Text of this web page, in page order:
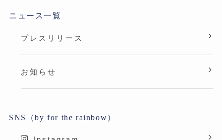
ニュース一覧
プレスリリース
お知らせ
SNS（by for the rainbow）